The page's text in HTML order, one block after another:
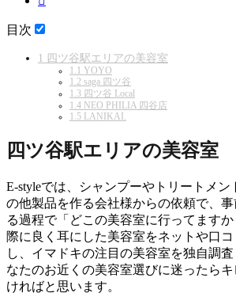
目次
1 四ツ谷駅エリアの美容室
1.1 YOYO
1.2 saga 四ツ谷
1.3 四ツ谷 Local
1.4 NEO PHILIA 四谷店
1.5 LANIKAI.
四ツ谷駅エリアの美容室
E-styleでは、シャンプーやトリートメン
の他製品を作る会社様からの依頼で、
る過程で「どこの美容室に行ってます
際に良く耳にした美容室をネットや口
し、イマドキの注目の美容室を独自調
なたのお近くの美容室選びに迷ったら
ければと思います。